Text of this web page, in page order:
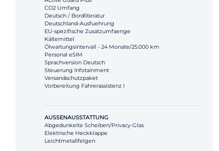
CO2 Umfang
Deutsch / Bordliteratur
Deutschland-Ausfuehrung
EU-spezifische Zusatzumfaenge
Kältemittel
Ölwartungsintervall - 24 Monate/25.000 km
Personal eSIM
Sprachversion Deutsch
Steuerung Infotainment
Versandschutzpaket
Vorbereitung Fahrerassistenz I
AUSSENAUSSTATTUNG
Abgedunkelte Scheiben/Privacy-Glas
Elektrische Heckklappe
Leichtmetallfelgen